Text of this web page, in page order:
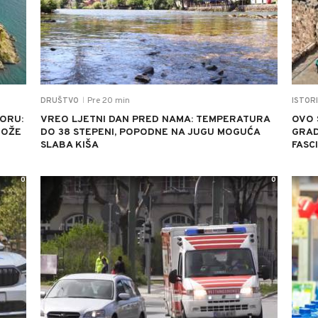
DRUŠTVO Pre 20 min
VREO LJETNI DAN PRED NAMA: TEMPERATURA
DO 38 STEPENI, POPODNE NA JUGU MOGUĆA
SLABA KIŠA
OVO
0 0